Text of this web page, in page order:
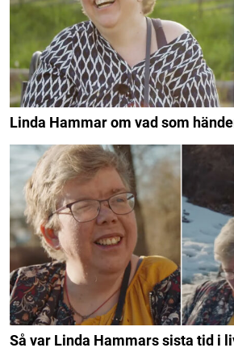
Linda Hammar om vad som
Så var Linda Hammars sista tid i